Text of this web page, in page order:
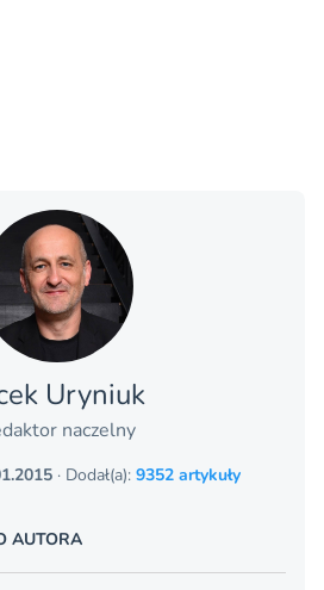
Uryniuk
naczelny
· Dodał(a): 9352 artykuły
AUTORA